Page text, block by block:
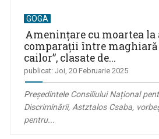
GOGA
Amenințare cu moartea la
comparații între maghiară
cailor”, clasate de...
publicat: Joi, 20 Februarie 2025
Președintele Consiliului Național
Discriminării, Astztalos Csaba,
pentru...